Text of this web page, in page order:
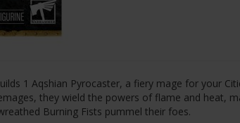
1 Aqshian Pyrocaster, a fiery mage for your
they wield the powers of flame and heat,
Burning Fists pummel their foes.